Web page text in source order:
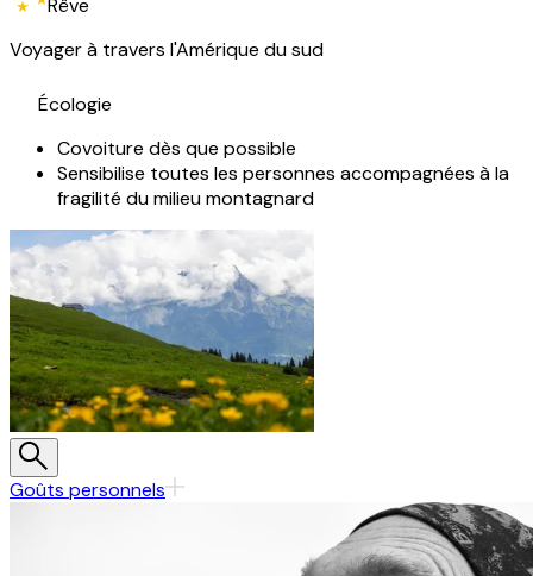
Voyager à travers l'Amérique du sud
Écologie
Covoiture dès que possible
Sensibilise toutes les personnes accompagnées à la
fragilité du milieu montagnard
Goûts personnels